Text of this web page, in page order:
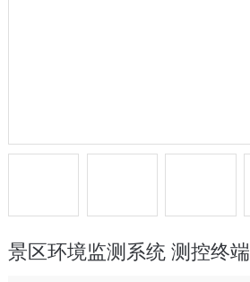
景区环境监测系统 测控终端